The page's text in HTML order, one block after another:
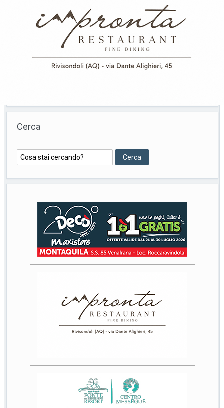
2 3 … 5 Successivo
Cerca